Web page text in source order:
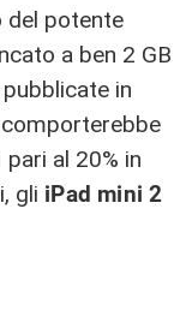
del potente
a ben 2 GB
in
pari al 20% in
gli iPad mini 2